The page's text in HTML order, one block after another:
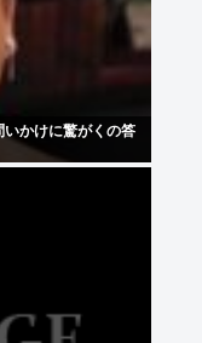
かけに驚がくの答